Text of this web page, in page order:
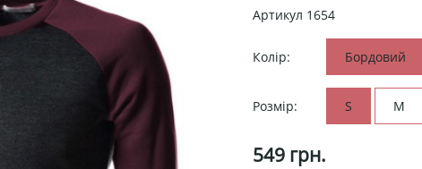
Артикул 1654
Колір: Бордовий
Розмір: S M
549 грн.